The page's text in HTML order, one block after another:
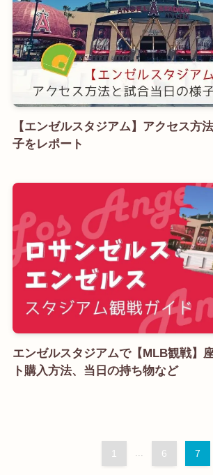
【エンゼルスタジアム】アクセス方
子をレポート
エンゼルスタジアムで【MLB観戦】
ト購入方法、当日の持ち物など
1 6 7